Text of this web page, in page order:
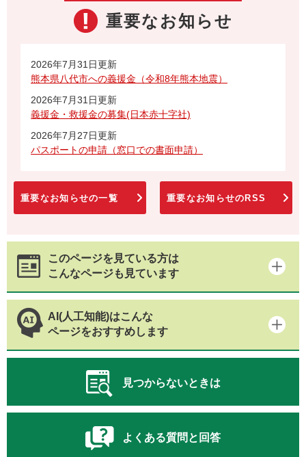
重要なお知らせ
2026年7月31日更新
熊本県八代市への義援金（令和8年熊本地震）
2026年7月31日更新
義援金・救援金の募集(日本赤十字社)
2026年7月27日更新
パスポートの申請（窓口での書面申請）
重要なお知らせの一覧 重要なお知らせのRSS
このページを見ている方は
こんなページも見ています
AI(人工知能)はこんな
ページをおすすめします
見つからないときは
よくある質問と回答